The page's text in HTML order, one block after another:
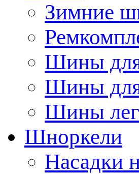
Зимние
Шины
Шины для
Шины
Шноркели
Насадки